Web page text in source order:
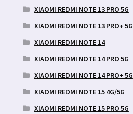
XIAOMI REDMI NOTE 13 PRO 5G
XIAOMI REDMI NOTE 13 PRO+ 5G
XIAOMI REDMI NOTE 14
XIAOMI REDMI NOTE 14 PRO 5G
XIAOMI REDMI NOTE 14 PRO+ 5G
XIAOMI REDMI NOTE 15 4G/5G
XIAOMI REDMI NOTE 15 PRO 5G